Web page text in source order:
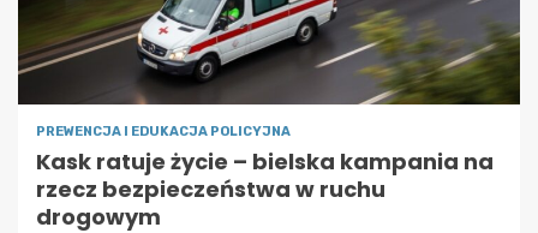
PREWENCJA I EDUKACJA POLICYJNA
Kask ratuje życie – bielska kampania na
rzecz bezpieczeństwa w ruchu
drogowym